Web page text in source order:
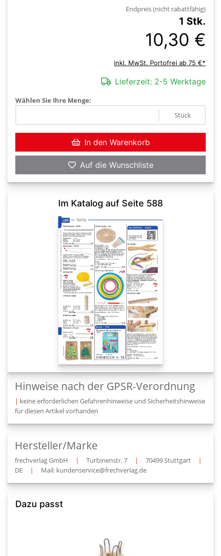
Endpreis (nicht rabattfähig)
1 Stk.
10,30 €
inkl. MwSt. Portofrei ab 75 €*
Lieferzeit: 2-5 Werktage
Wählen Sie Ihre Menge:
Stück
In den Warenkorb
Auf die Wunschliste
Im Katalog auf Seite 588
Hinweise nach der GPSR-Verordnung
| keine erforderlichen Gefahrenhinweise und Sicherheitshinweise
für diesen Artikel vorhanden
Hersteller/Marke
frechverlag GmbH | Turbinenstr. 7 | 70499 Stuttgart
|
DE
| Mail: kundenservice@frechverlag.de
Dazu passt